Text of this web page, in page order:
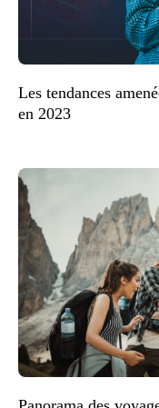
Les tendances
en 2023